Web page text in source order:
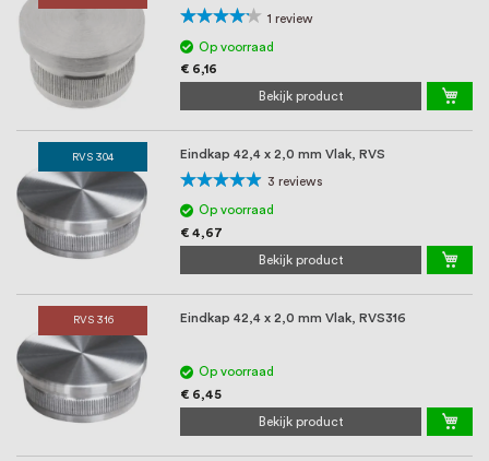
Waardering:
80%
1 review
Op voorraad
€ 6,16
Bekijk product
RVS 304 Eindkap 42,4 x 2,0 mm Vlak, RVS
Waardering:
93%
3 reviews
Op voorraad
€ 4,67
Bekijk product
RVS 316 Eindkap 42,4 x 2,0 mm Vlak, RVS316
Op voorraad
€ 6,45
Bekijk product